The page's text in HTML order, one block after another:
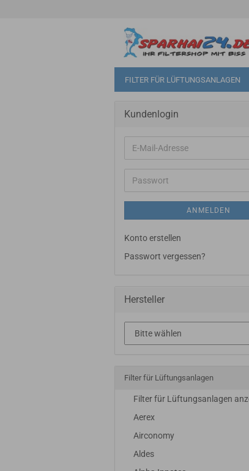
FILTER FÜR LÜFTUNGSANLAGEN
Kundenlogin
E-
Mail-
Adresse
Passwort
ANMELDEN
Konto erstellen
Passwort vergessen?
Hersteller
Filter für Lüftungsanlagen
Filter für Lüftungsanlagen
Aerex
Airconomy
Aldes